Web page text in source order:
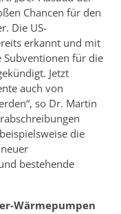
Chancen für den
Die US-
erkannt und mit
Subventionen für die
Jetzt
auch von
so Dr. Martin
die
bestehende
Wärmepumpen